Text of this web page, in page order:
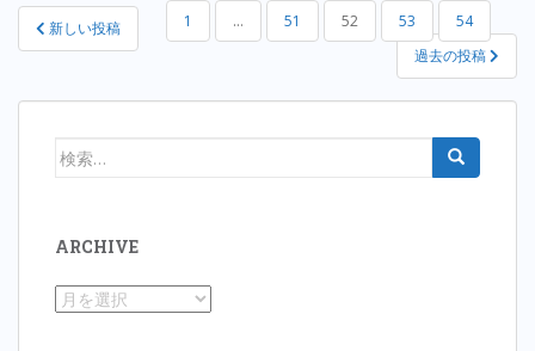
投
稿
ペ
新しい投稿 1 … 51 52 53
54
過去の投稿
検
ARCHIVE
Archive